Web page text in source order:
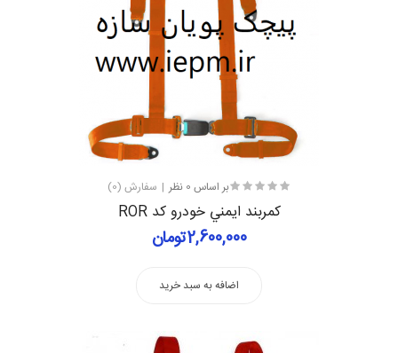
بر اساس 0 نظر سفارش (0)
كمربند ايمني خودرو کد ROR
2,600,000تومان
اضافه به سبد خرید